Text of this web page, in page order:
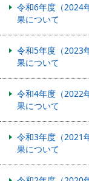
令和6年度（2024
果について
令和5年度（2023
果について
令和4年度（2022
果について
令和3年度（2021
果について